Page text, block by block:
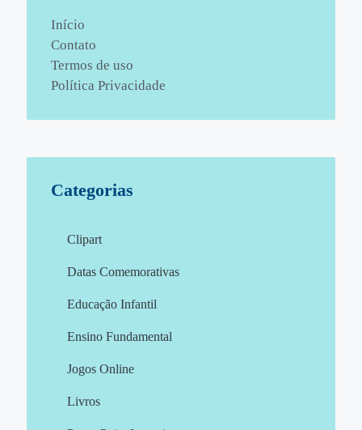
Início
Contato
Termos de uso
Política Privacidade
Categorias
Clipart
Datas Comemorativas
Educação Infantil
Ensino Fundamental
Jogos Online
Livros